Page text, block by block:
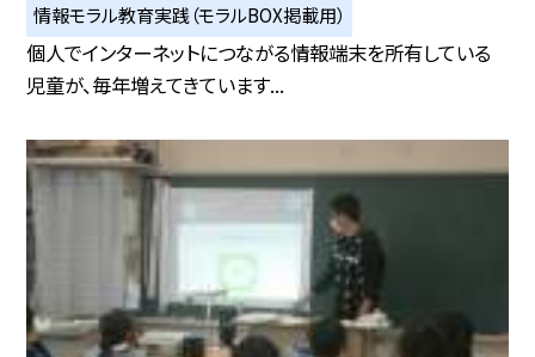
情報モラル教育実践（モラルBOX掲載用）
個人でインターネットにつながる情報端末を所有している
児童が、毎年増えてきています...